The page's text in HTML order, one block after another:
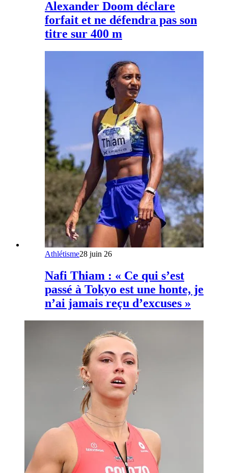
Alexander Doom déclare
forfait et ne défendra pas son
titre sur 400 m
Athlétisme28 juin 26
Nafi Thiam : « Ce qui s’est
passé à Tokyo est une honte, je
n’ai jamais reçu d’excuses »